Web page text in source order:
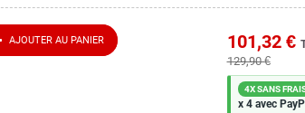
AJOUTER AU PANIER 101,32 €
129,90 €
4X SANS
x 4 avec